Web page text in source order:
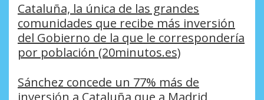
Cataluña, la única de las grandes
comunidades que recibe más inversión
del Gobierno de la que le correspondería
por población (20minutos.es)
Sánchez concede un 77% más de